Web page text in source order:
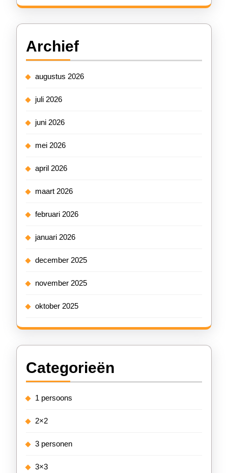
Archief
augustus 2026
juli 2026
juni 2026
mei 2026
april 2026
maart 2026
februari 2026
januari 2026
december 2025
november 2025
oktober 2025
Categorieën
1 persoons
2×2
3 personen
3×3